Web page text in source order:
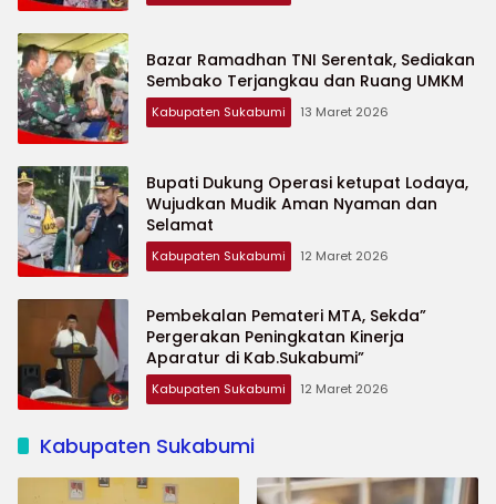
Bazar Ramadhan TNI Serentak, Sediakan
Sembako Terjangkau dan Ruang UMKM
Kabupaten Sukabumi 13 Maret 2026
Bupati Dukung Operasi ketupat Lodaya,
Wujudkan Mudik Aman Nyaman dan
Selamat
Kabupaten Sukabumi 12 Maret 2026
Pembekalan Pemateri MTA, Sekda”
Pergerakan Peningkatan Kinerja
Aparatur di Kab.Sukabumi”
Kabupaten Sukabumi 12 Maret 2026
Kabupaten Sukabumi